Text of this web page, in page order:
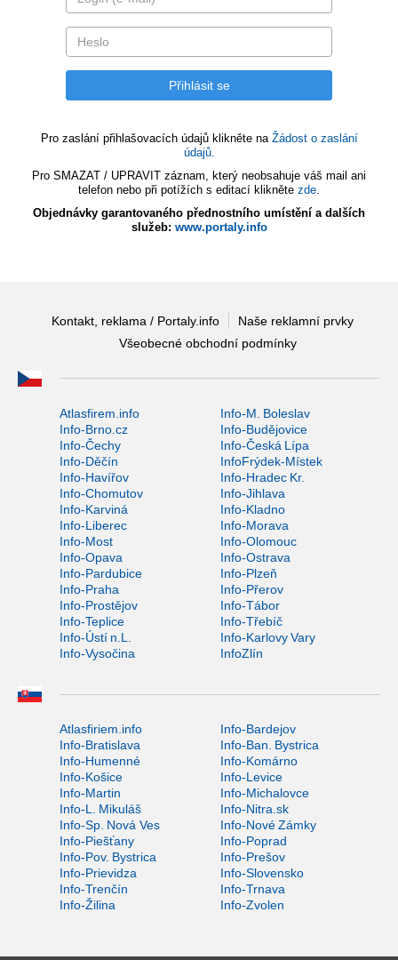
Pro zaslání přihlašovacích údajů klikněte na Žádost o zaslání
údajů.
Pro SMAZAT / UPRAVIT záznam, který neobsahuje váš mail ani
telefon nebo při potížích s editací klikněte zde.
Objednávky garantovaného přednostního umístění a dalších
služeb: www.portaly.info
Kontakt, reklama / Portaly.info
Naše reklamní prvky
Všeobecné obchodní podmínky
Atlasfirem.info
Info-M. Boleslav
Info-Brno.cz
Info-Budějovice
Info-Čechy
Info-Česká Lípa
Info-Děčín
InfoFrýdek-Místek
Info-Havířov
Info-Hradec Kr.
Info-Chomutov
Info-Jihlava
Info-Karviná
Info-Kladno
Info-Liberec
Info-Morava
Info-Most
Info-Olomouc
Info-Opava
Info-Ostrava
Info-Pardubice
Info-Plzeň
Info-Praha
Info-Přerov
Info-Prostějov
Info-Tábor
Info-Teplice
Info-Třebíč
Info-Ústí n.L.
Info-Karlovy Vary
Info-Vysočina
InfoZlín
Atlasfiriem.info
Info-Bardejov
Info-Bratislava
Info-Ban. Bystrica
Info-Humenné
Info-Komárno
Info-Košice
Info-Levice
Info-Martin
Info-Michalovce
Info-L. Mikuláš
Info-Nitra.sk
Info-Sp. Nová Ves
Info-Nové Zámky
Info-Piešťany
Info-Poprad
Info-Pov. Bystrica
Info-Prešov
Info-Prievidza
Info-Slovensko
Info-Trenčín
Info-Trnava
Info-Žilina
Info-Zvolen